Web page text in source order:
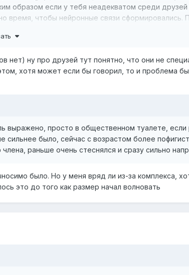
образом если у тебя неадекватом среди друзей
чтобы нейронные связи сформировались.
нет) ну про друзей тут понятно, что они не
хотя может если бы говорил, то и проблема
выражено, просто в общественном туалете, если
сильнее было, сейчас с возрастом более
раньше очень стеснялся и сразу сильно
было. Но у меня вряд ли из-за комплекса,
это до того как размер начал волновать